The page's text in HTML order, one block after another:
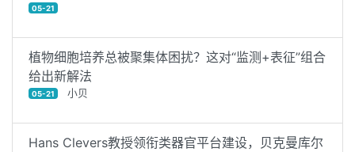
05-21
植物细胞培养总被聚集体困扰？这对“监测+表征”组合
给出新解法
05-21 小贝
Hans Clevers教授领衔类器官平台建设，贝克曼库尔